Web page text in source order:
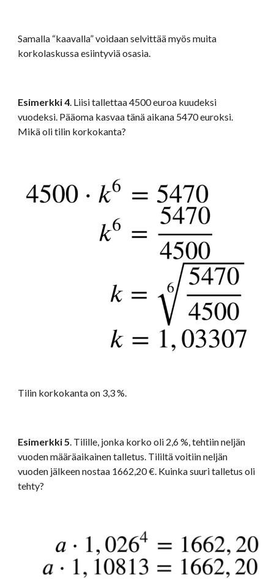
Samalla “kaavalla” voidaan selvittää myös muita
korkolaskussa esiintyviä osasia.
Esimerkki 4. Liisi tallettaa 4500 euroa kuudeksi
vuodeksi. Pääoma kasvaa tänä aikana 5470 euroksi.
Mikä oli tilin korkokanta?
Tilin korkokanta on 3,3 %.
Esimerkki 5. Tilille, jonka korko oli 2,6 %, tehtiin neljän
vuoden määräaikainen talletus. Tililtä voitiin neljän
vuoden jälkeen nostaa 1662,20 €. Kuinka suuri talletus oli
tehty?